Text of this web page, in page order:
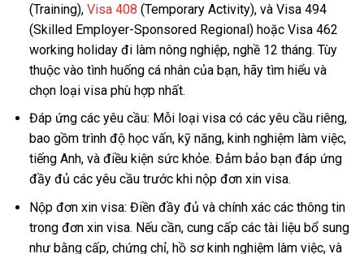
(Training), Visa 408 (Temporary Activity), và Visa 494
(Skilled Employer-Sponsored Regional) hoặc Visa 462
working holiday đi làm nông nghiệp, nghề 12 tháng. Tùy
thuộc vào tình huống cá nhân của bạn, hãy tìm hiểu và
chọn loại visa phù hợp nhất.
Đáp ứng các yêu cầu: Mỗi loại visa có các yêu cầu riêng,
bao gồm trình độ học vấn, kỹ năng, kinh nghiệm làm việc,
tiếng Anh, và điều kiện sức khỏe. Đảm bảo bạn đáp ứng
đầy đủ các yêu cầu trước khi nộp đơn xin visa.
Nộp đơn xin visa: Điền đầy đủ và chính xác các thông tin
trong đơn xin visa. Nếu cần, cung cấp các tài liệu bổ sung
như bằng cấp, chứng chỉ, hồ sơ kinh nghiệm làm việc, và